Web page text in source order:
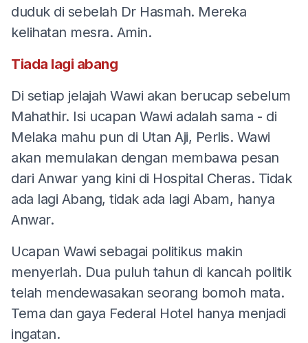
duduk di sebelah Dr Hasmah. Mereka
kelihatan mesra. Amin.
Tiada lagi abang
Di setiap jelajah Wawi akan berucap sebelum
Mahathir. Isi ucapan Wawi adalah sama - di
Melaka mahu pun di Utan Aji, Perlis. Wawi
akan memulakan dengan membawa pesan
dari Anwar yang kini di Hospital Cheras. Tidak
ada lagi Abang, tidak ada lagi Abam, hanya
Anwar.
Ucapan Wawi sebagai politikus makin
menyerlah. Dua puluh tahun di kancah politik
telah mendewasakan seorang bomoh mata.
Tema dan gaya Federal Hotel hanya menjadi
ingatan.